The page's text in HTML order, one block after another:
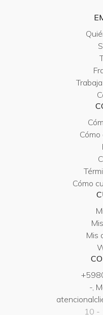
Cómo
Mis
-,
10 -